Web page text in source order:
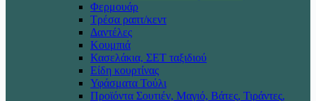
Φερμουάρ
Τρέσα ραπτ/κεντ
Δαντέλες
Κουμπιά
Κασελάκια, ΣΕΤ ταξιδιού
Είδη κουρτίνας
Υφάσματα Τούλι
Προϊόντα Σουτιέν, Μαγιό, Βάτες, Τιράντες,